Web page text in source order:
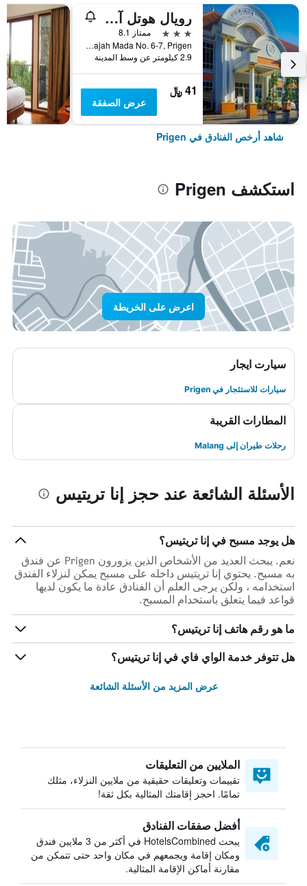
رويال هوتل آند كونفينشن تريتس
3 نجوم
ممتاز 8.1
Jl. Gajah Mada No. 6-7, Prigen, إندونيسيا
2.9 كيلومتر عن وسط المدينة
41 ﷼
عرض الصفقة
شاهد أرخص الفنادق في Prigen
استكشف Prigen
اعرض على الخريطة
سيارت ايجار
سيارات للاستئجار في Prigen
المطارات القريبة
رحلات طيران إلى Malang
الأسئلة الشائعة عند حجز إنا تريتيس
هل يوجد مسبح في إنا تريتيس؟
نعم. يبحث العديد من الأشخاص الذين يزورون Prigen عن فندق
به مسبح. يحتوي إنا تريتيس داخله على مسبح يمكن لنزلاء الفندق
استخدامه ، ولكن يرجى العلم أن الفنادق عادة ما يكون لديها
قواعد فيما يتعلق باستخدام المسبح.
ما هو رقم هاتف إنا تريتيس؟
هل تتوفر خدمة الواي فاي في إنا تريتيس؟
عرض المزيد من الأسئلة الشائعة
الملايين من التعليقات
تقييمات وتعليقات حقيقية من ملايين النزلاء، مثلك
تمامًا. احجز إقامتك المثالية بكل ثقة!
أفضل صفقات الفنادق
يبحث HotelsCombined في أكثر من 3 ملايين فندق
ومكان إقامة ويجمعهم في مكان واحد حتى تتمكن من
مقارنة أماكن الإقامة المثالية.